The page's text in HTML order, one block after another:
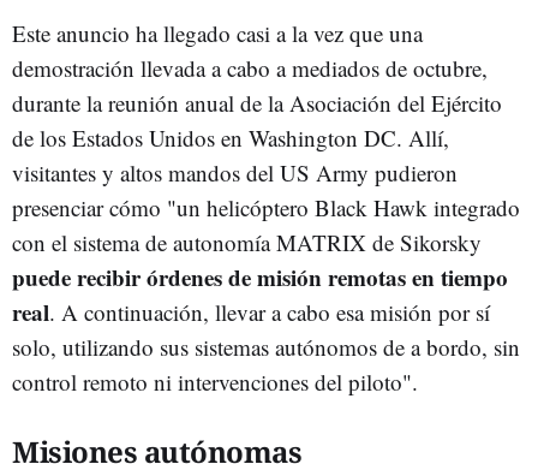
Este anuncio ha llegado casi a la vez que una
demostración llevada a cabo a mediados de octubre,
durante la reunión anual de la Asociación del Ejército
de los Estados Unidos en Washington DC. Allí,
visitantes y altos mandos del US Army pudieron
presenciar cómo "un helicóptero Black Hawk integrado
con el sistema de autonomía MATRIX de Sikorsky
puede recibir órdenes de misión remotas en tiempo
real. A continuación, llevar a cabo esa misión por sí
solo, utilizando sus sistemas autónomos de a bordo, sin
control remoto ni intervenciones del piloto".
Misiones autónomas